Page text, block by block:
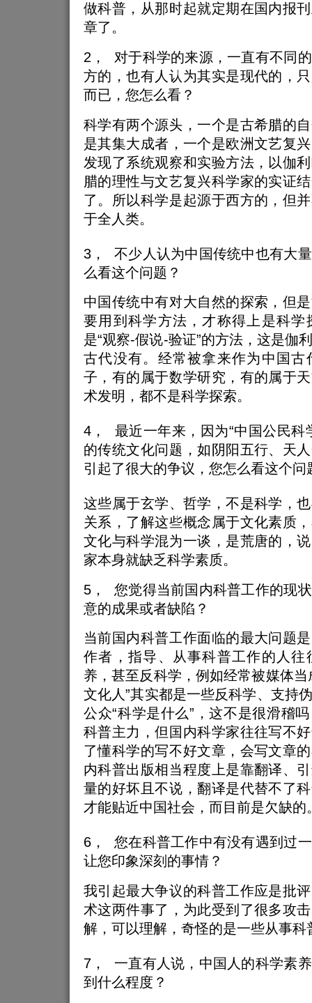
做科普，从那时起就定期在国内报
章了。
2， 对于科学的来源，一直有不同
方的，也有人认为其实是现代的，
而已，您怎么看？
科学有两个源头，一个是古希腊的
是其集大成者，一个是欧洲文艺复
发现了系统观察和实验方法，以伽
腊的理性与文艺复兴科学家的实证
了。所以科学是起源于西方的，但
于全人类。
3， 不少人认为中国传统中也有大
么看这个问题？
中国传统中有对大自然的探索，但
要用到科学方法，才称得上是科学
是“观察-假说-验证”的方法，这是伽
古代没有。经常被拿来作为中国古
子，有的属于数学研究，有的属于
术发明，都不是科学探索。
4， 最近一年来，因为“中国公民科
的传统文化问题，如阴阳五行、天
引起了很大的争议，您怎么看这个问
这些属于玄学、哲学，不是科学，
关系，了解这些概念属于文化素质
文化与科学混为一谈，是荒唐的，
家本身就缺乏科学素质。
5， 您觉得当前国内科普工作的现
意的成果或者缺陷？
当前国内科普工作面临的最大问题
作者，指导、从事科普工作的人往
养，甚至反科学，例如经常被媒体当
文化人”其实都是一些反科学、支持
公众“科学是什么”，这不是很滑稽
科普主力，但国内科学家往往写不
了懂科学的写不好文章，会写文章
内科普出版相当程度上是靠翻译、
量的好坏且不说，翻译是代替不了
才能贴近中国社会，而目前是欠缺的
6， 您在科普工作中有没有遇到过
让您印象深刻的事情？
我引起最大争议的科普工作应是批
术这两件事了，为此受到了很多攻
解，可以理解，奇怪的是一些从事科
7， 一直有人说，中国人的科学素
到什么程度？